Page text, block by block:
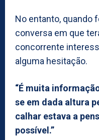
No entanto, quando
conversa em que
concorrente
alguma hesitação.
“É muita
se em dada altura
calhar estava a
possível.”